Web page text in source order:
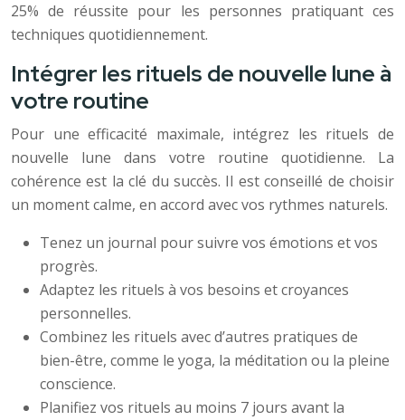
25% de réussite pour les personnes pratiquant ces
techniques quotidiennement.
Intégrer les rituels de nouvelle lune à
votre routine
Pour une efficacité maximale, intégrez les rituels de
nouvelle lune dans votre routine quotidienne. La
cohérence est la clé du succès. Il est conseillé de choisir
un moment calme, en accord avec vos rythmes naturels.
Tenez un journal pour suivre vos émotions et vos
progrès.
Adaptez les rituels à vos besoins et croyances
personnelles.
Combinez les rituels avec d’autres pratiques de
bien-être, comme le yoga, la méditation ou la pleine
conscience.
Planifiez vos rituels au moins 7 jours avant la